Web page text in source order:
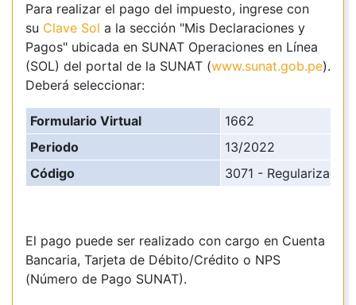
Para realizar el pago del impuesto, ingrese con
su Clave Sol a la sección "Mis Declaraciones y
Pagos" ubicada en SUNAT Operaciones en Línea
(SOL) del portal de la SUNAT (www.sunat.gob.pe).
Deberá seleccionar:
Formulario Virtual
1662
Periodo
13/2022
Código
3071 -
El pago puede ser realizado con cargo en Cuenta
Bancaria, Tarjeta de Débito/Crédito o NPS
(Número de Pago SUNAT).